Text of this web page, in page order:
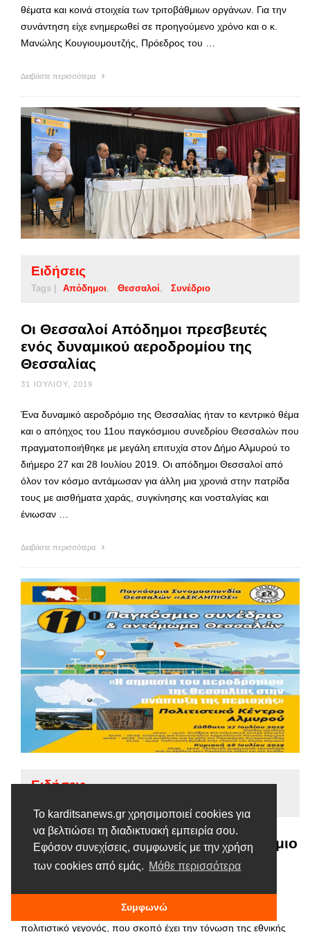
Το karditsanews.gr χρησιμοποιεί cookies για
να βελτιώσει τη διαδικτυακή εμπειρία σου.
Εφόσον συνεχίσεις, συμφωνείς με την χρήση
των cookies από εμάς. Μάθε περισσότερα
Συμφωνώ
θέματα και κοινά στοιχεία των τριτοβάθμιων οργάνων. Για την
συνάντηση είχε ενημερωθεί σε προηγούμενο χρόνο και ο κ.
Μανώλης Κουγιουμουτζής, Πρόεδρος του …
Διαβάστε περισσότερα
Ειδήσεις
Tags | Απόδημοι Θεσσαλοί Συνέδριο
Οι Θεσσαλοί Απόδημοι πρεσβευτές
ενός δυναμικού αεροδρομίου της
Θεσσαλίας
31 ΙΟΥΛΊΟΥ, 2019
Ένα δυναμικό αεροδρόμιο της Θεσσαλίας ήταν το κεντρικό θέμα
και ο απόηχος του 11ου παγκόσμιου συνεδρίου Θεσσαλών που
πραγματοποιήθηκε με μεγάλη επιτυχία στον Δήμο Αλμυρού το
διήμερο 27 και 28 Ιουλίου 2019. Οι απόδημοι Θεσσαλοί από
όλον τον κόσμο αντάμωσαν για άλλη μια χρονιά στην πατρίδα
τους με αισθήματα χαράς, συγκίνησης και νοσταλγίας και
ένιωσαν …
Διαβάστε περισσότερα
Ειδήσεις
Στις 27 και 28 Ιουλίου το 11ο Παγκόσμιο
συνέδριο και αντάμωμα Θεσσαλών
Στην τελική ευθεία της διοργάνωσης, βρίσκεται ένα μεγάλο
πολιτιστικό γεγονός, που σκοπό έχει την τόνωση της εθνικής